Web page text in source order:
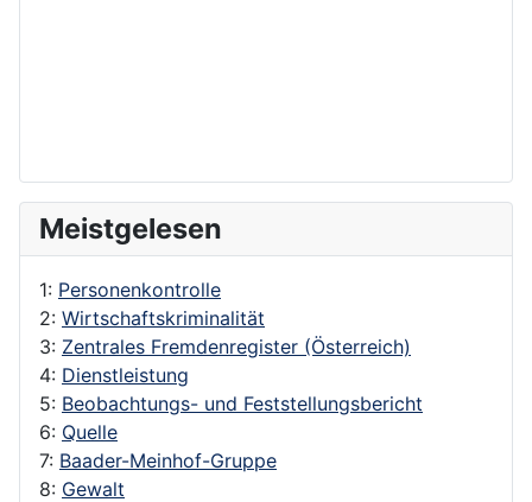
Meistgelesen
1: Personenkontrolle
2: Wirtschaftskriminalität
3: Zentrales Fremdenregister (Österreich)
4: Dienstleistung
5: Beobachtungs- und Feststellungsbericht
6: Quelle
7: Baader-Meinhof-Gruppe
8: Gewalt